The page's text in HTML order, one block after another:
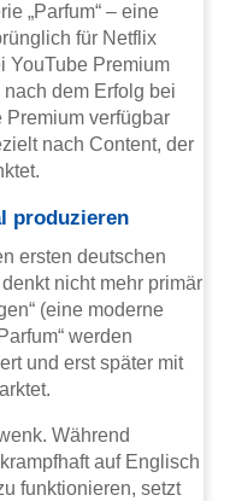
„Parfum“ – eine
für Netflix
YouTube Premium
nach dem Erfolg bei
Premium verfügbar
nach Content, der
produzieren
ersten deutschen
nicht mehr primär
(eine moderne
werden
und erst später mit
Während
auf Englisch
funktionieren, setzt